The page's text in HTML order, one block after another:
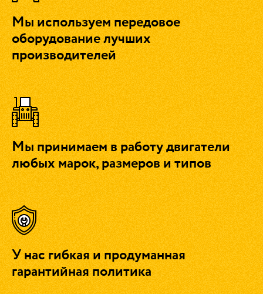
Мы используем передовое
оборудование лучших
производителей
Мы принимаем в работу двигатели
любых марок, размеров и типов
У нас гибкая и продуманная
гарантийная политика